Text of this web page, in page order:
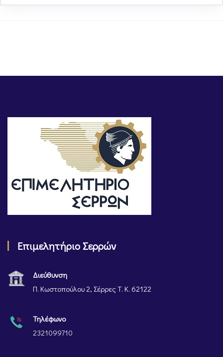
Επιμελητήριο Σερρών
Διεύθυνση
Π. Κωστοπούλου 2, Σέρρες Τ. Κ. 62122
Τηλέφωνο
2321099710